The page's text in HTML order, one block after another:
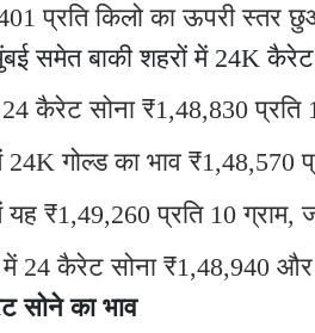
प्रति किलो का ऊपरी स्तर
समेत बाकी शहरों में 24K
कैरेट सोना ₹1,48,830 प्रति
24K गोल्ड का भाव ₹1,48,570
₹1,49,260 प्रति 10 ग्राम,
24 कैरेट सोना ₹1,48,940 और
सोने का भाव